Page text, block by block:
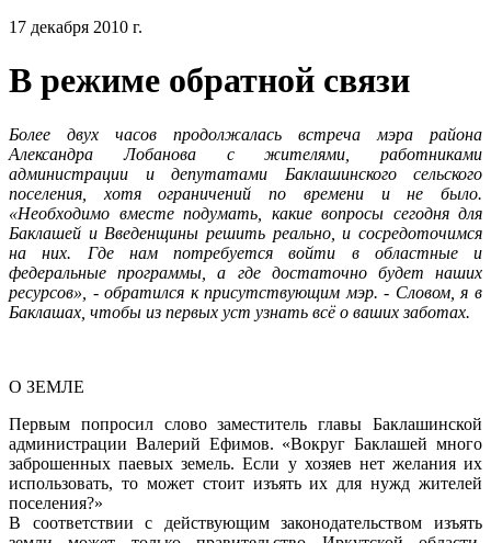
17 декабря 2010 г.
В режиме обратной связи
Более двух часов продолжалась встреча мэра района
Александра Лобанова с жителями, работниками
администрации и депутатами Баклашинского сельского
поселения, хотя ограничений по времени и не было.
«Необходимо вместе подумать, какие вопросы сегодня для
Баклашей и Введенщины решить реально, и сосредоточимся
на них. Где нам потребуется войти в областные и
федеральные программы, а где достаточно будет наших
ресурсов», - обратился к присутствующим мэр. - Словом, я в
Баклашах, чтобы из первых уст узнать всё о ваших заботах.
О ЗЕМЛЕ
Первым попросил слово заместитель главы Баклашинской
администрации Валерий Ефимов. «Вокруг Баклашей много
заброшенных паевых земель. Если у хозяев нет желания их
использовать, то может стоит изъять их для нужд жителей
поселения?»
В соответствии с действующим законодательством изъять